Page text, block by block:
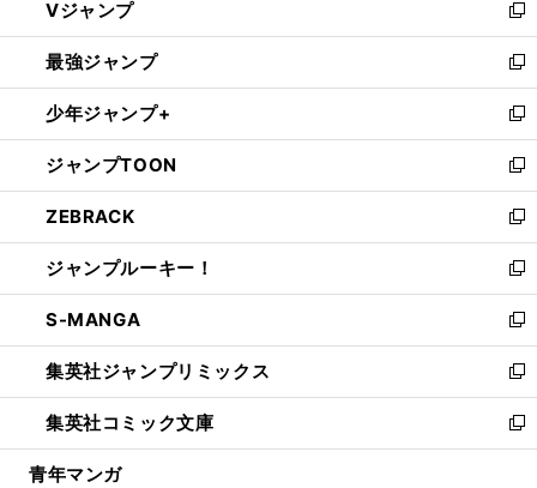
ィ
ン
ド
ウ
で
開
く
い
ウ
ィ
ン
ド
ウ
で
開
く
Vジャンプ
新
し
い
ウ
ィ
ン
ド
ウ
で
開
く
最強ジャンプ
新
し
い
ウ
ィ
ン
ド
ウ
で
開
く
少年ジャンプ+
新
し
い
ウ
ィ
ン
ド
ウ
で
開
く
ジャンプTOON
新
し
い
ウ
ィ
ン
ド
ウ
で
開
く
ZEBRACK
新
し
い
ウ
ィ
ン
ド
ウ
で
開
ジャンプルーキー！
新
し
い
ウ
ィ
ン
ド
ウ
S-MANGA
新
し
い
ウ
ィ
ン
集英社ジャンプリミックス
新
し
い
ウ
集英社コミック文庫
新
し
青年マンガ